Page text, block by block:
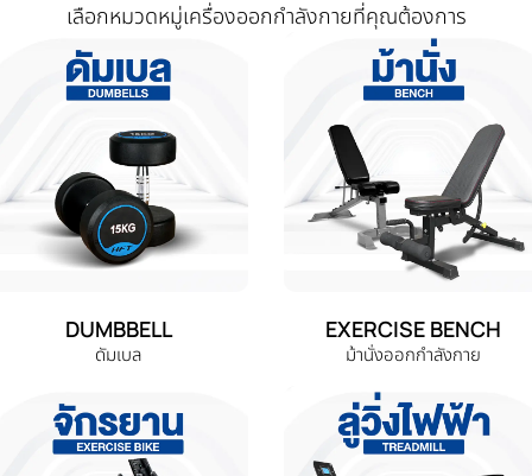
เลือกหมวดหมู่เครื่องออกกำลังกายที่คุณต้องการ
DUMBBELL
ดัมเบล
EXERCISE BENCH
ม้านั่งออกกำลังกาย